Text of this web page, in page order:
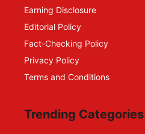
Earning Disclosure
Editorial Policy
Fact-Checking Policy
Privacy Policy
Terms and Conditions
Trending Categories